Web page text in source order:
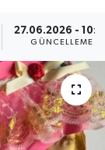
27.06.2026 -
GÜNCELLEME